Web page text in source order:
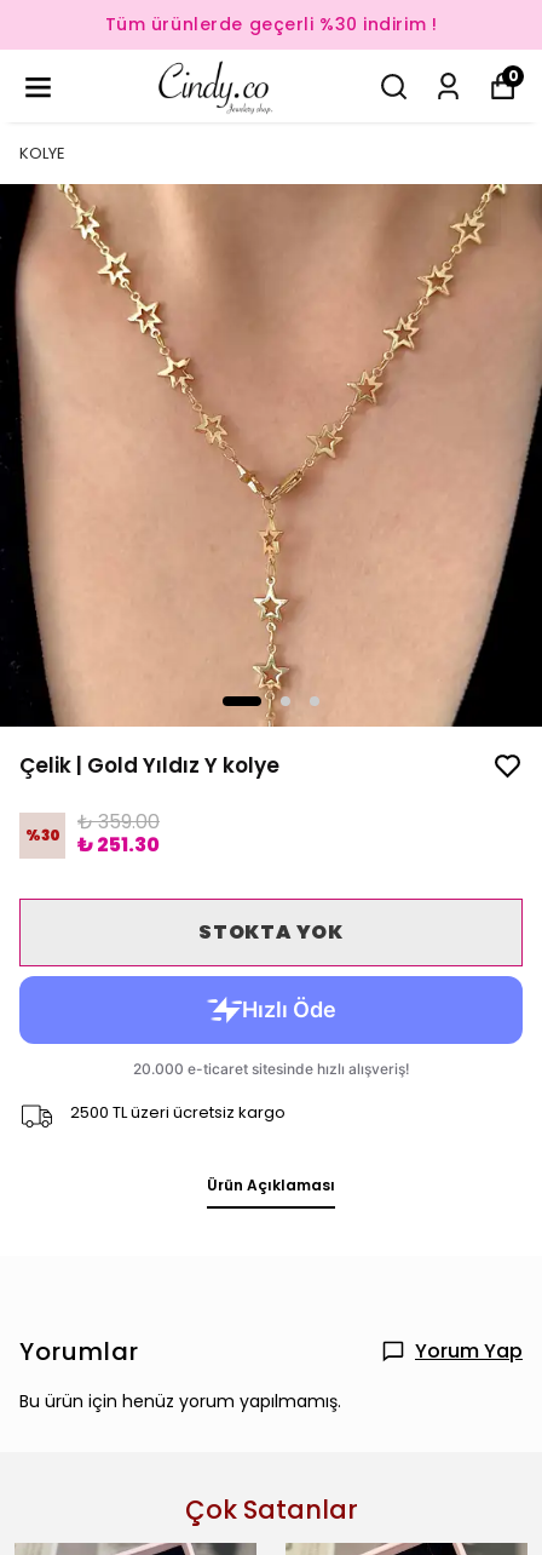
Tüm ürünlerde geçerli %30 indirim !
0
KOLYE
Çelik | Gold Yıldız Y kolye
%30
₺ 359.00
₺ 251.30
STOKTA YOK
2500 TL üzeri ücretsiz kargo
Ürün Açıklaması
Yorumlar Yorum Yap
Bu ürün için henüz yorum yapılmamış.
Çok Satanlar